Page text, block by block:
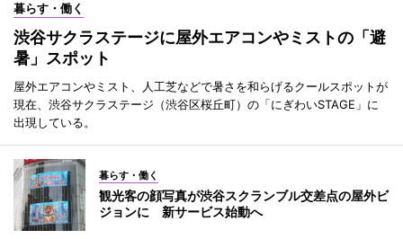
暮らす・働く
渋谷サクラステージに屋外エアコンやミストの「避
暑」スポット
屋外エアコンやミスト、人工芝などで暑さを和らげるクールスポットが
現在、渋谷サクラステージ（渋谷区桜丘町）の「にぎわいSTAGE」に
出現している。
暮らす・働く
観光客の顔写真が渋谷スクランブル交差点の屋外ビ
ジョンに 新サービス始動へ